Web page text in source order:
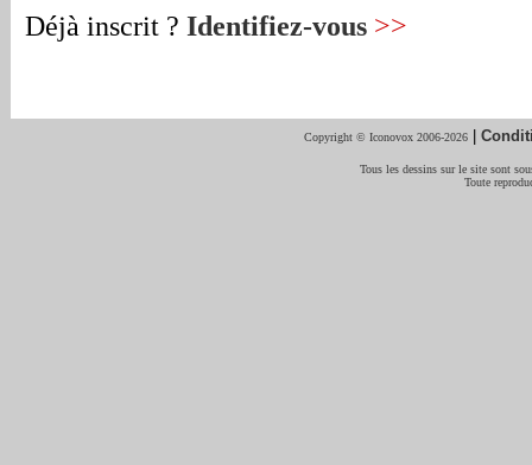
Déjà inscrit ? Identifiez-vous >>
Copyright © Iconovox 2006-2026 |
Tous les dessins sur le site sont
Toute